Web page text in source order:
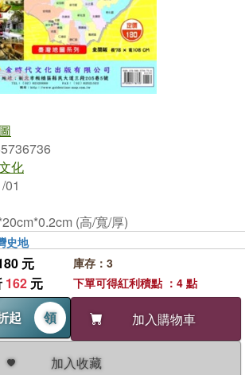
化
01
(高/寬/厚)
元
162 元
起
領 加入購物車
加入收藏
庫存：3
下單可得紅利積點 ：4 點
史地